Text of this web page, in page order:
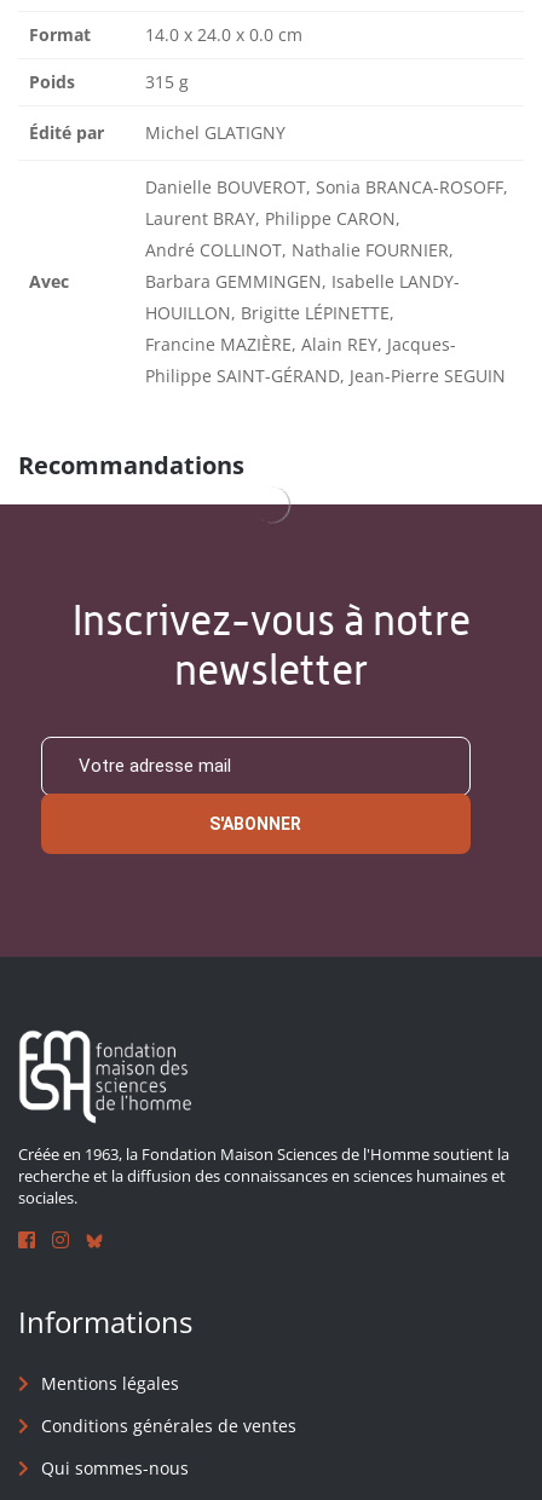
Format 14.0 x 24.0 x 0.0 cm
Poids 315 g
Édité par Michel GLATIGNY
Avec
Danielle BOUVEROT, Sonia BRANCA-ROSOFF,
Laurent BRAY, Philippe CARON,
André COLLINOT, Nathalie FOURNIER,
Barbara GEMMINGEN, Isabelle LANDY-
HOUILLON, Brigitte LÉPINETTE,
Francine MAZIÈRE, Alain REY, Jacques-
Philippe SAINT-GÉRAND, Jean-Pierre SEGUIN
Recommandations
Inscrivez-vous à notre
newsletter
S'ABONNER
Créée en 1963, la Fondation Maison Sciences de l'Homme soutient la
recherche et la diffusion des connaissances en sciences humaines et
sociales.
Informations
Mentions légales
Conditions générales de ventes
Qui sommes-nous